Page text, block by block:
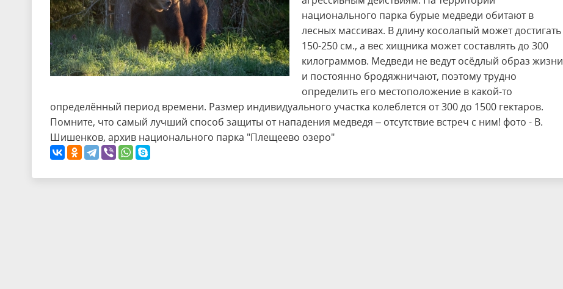
национального парка бурые медведи обитают в
лесных массивах. В длину косолапый может достигать
150-250 см., а вес хищника может составлять до 300
килограммов. Медведи не ведут осёдлый образ жизни
и постоянно бродяжничают, поэтому трудно
определить его местоположение в какой-то
определённый период времени. Размер индивидуального участка колеблется от 300 до 1500 гектаров.
Помните, что самый лучший способ защиты от нападения медведя – отсутствие встреч с ним! фото - В.
Шишенков, архив национального парка "Плещеево озеро"